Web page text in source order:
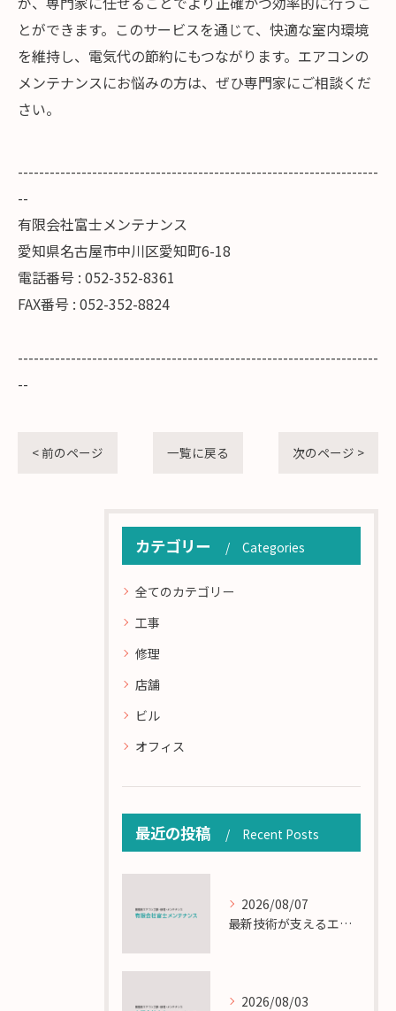
とができます。このサービスを通じて、快適な室内環境
を維持し、電気代の節約にもつながります。エアコンの
メンテナンスにお悩みの方は、ぜひ専門家にご相談くだ
さい。
--------------------------------------------------------------------
--
有限会社富士メンテナンス
愛知県名古屋市中川区愛知町6-18
電話番号 : 052-352-8361
FAX番号 : 052-352-8824
--------------------------------------------------------------------
--
< 前のページ 一覧に戻る 次のページ >
カテゴリー Categories
全てのカテゴリー
工事
修理
店舗
ビル
オフィス
最近の投稿 Recent Posts
2026/08/07
最新技術が支えるエアコン工事の匠の技術解説
2026/08/03